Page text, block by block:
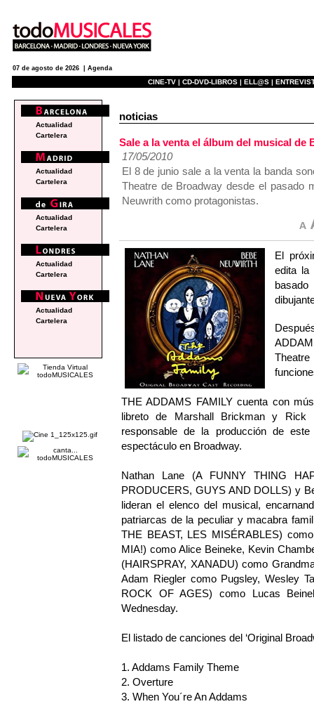
07 de agosto de 2026 | Agenda
CINE-TV | CD-DVD-LIBROS | ELL@S |
noticias
Sale a la venta el álbum del musical de
17/05/2010
El 8 de junio sale a la venta la banda
Theatre de Broadway desde el pasado
Neuwrith como protagonistas.
El
edita la
THE ADDAMS FAMILY cuenta con
libreto de Marshall Brickman y Rick
responsable de la producción de
espectáculo en Broadway.
Nathan Lane (A FUNNY THING
PRODUCERS, GUYS AND DOLLS) y
lideran el elenco del musical,
patriarcas de la peculiar y macabra
THE BEAST, LES MISÉRABLES)
MIA!) como Alice Beineke, Kevin
(HAIRSPRAY, XANADU) como
Adam Riegler como Pugsley, Wesley
ROCK OF AGES) como Lucas
Wednesday.
El listado de canciones del ‘Original
1. Addams Family Theme
2. Overture
3. When You´re An Addams
Actualidad
Cartelera
Actualidad
Cartelera
Actualidad
Cartelera
Actualidad
Cartelera
Actualidad
Cartelera